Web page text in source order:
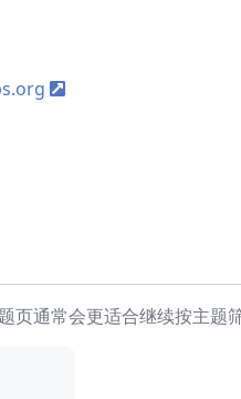
通常会更适合继续按主题